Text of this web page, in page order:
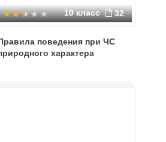
10 класс 32
поведения при ЧС
характера